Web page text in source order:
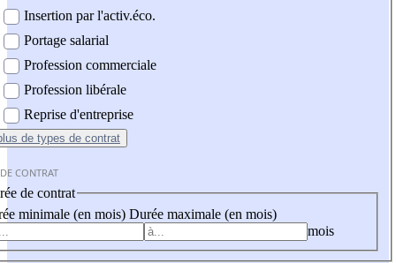
Insertion par l'activ.éco.
Portage salarial
Profession commerciale
Profession libérale
Reprise d'entreprise
de types de contrat
CONTRAT
de contrat
minimale (en mois) Durée maximale (en mois)
mois